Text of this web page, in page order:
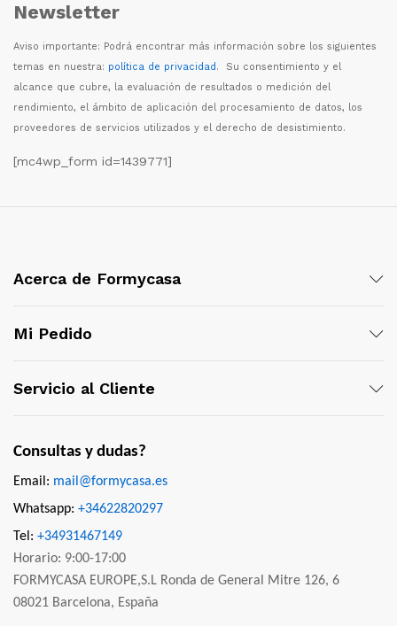
Newsletter
Aviso importante: Podrá encontrar más información sobre los siguientes
temas en nuestra: política de privacidad. Su consentimiento y el
alcance que cubre, la evaluación de resultados o medición del
rendimiento, el ámbito de aplicación del procesamiento de datos, los
proveedores de servicios utilizados y el derecho de desistimiento.
[mc4wp_form id=1439771]
Acerca de Formycasa
Mi Pedido
Servicio al Cliente
Consultas y dudas?
Email: mail@formycasa.es
Whatsapp: +34622820297
Tel: +34931467149
Horario: 9:00-17:00
FORMYCASA EUROPE,S.L Ronda de General Mitre 126, 6
08021 Barcelona, España